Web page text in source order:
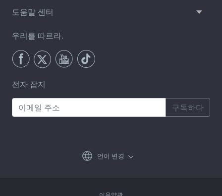
도움말 센터
우리를 따르라.
전자 잡지
구독하다
언어 변경